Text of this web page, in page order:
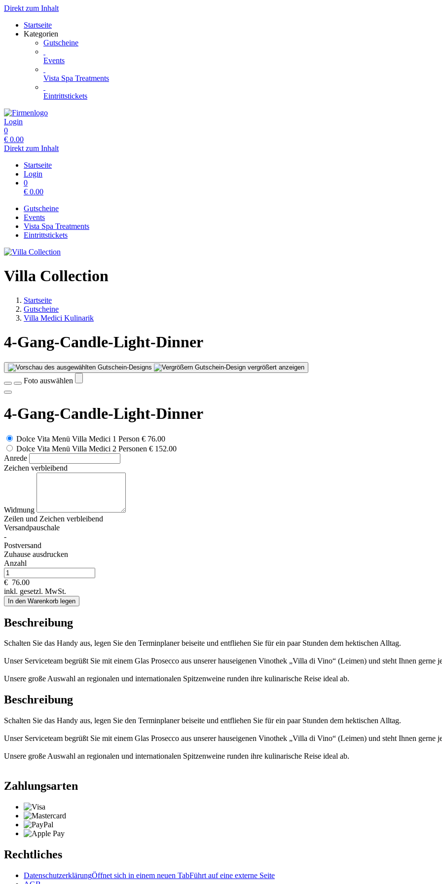
Direkt zum Inhalt
Startseite
Kategorien
Gutscheine
Events
Vista Spa Treatments
Eintrittstickets
Login
0
€ 0.00
Direkt zum Inhalt
Startseite
Login
0
€ 0.00
Gutscheine
Events
Vista Spa Treatments
Eintrittstickets
Villa Collection
Startseite
Gutscheine
Villa Medici Kulinarik
4-Gang-Candle-Light-Dinner
Gutschein-Design vergrößert anzeigen
Foto auswählen
4-Gang-Candle-Light-Dinner
Dolce Vita Menü Villa Medici 1 Person € 76.00
Dolce Vita Menü Villa Medici 2 Personen € 152.00
Anrede
Zeichen verbleibend
Widmung
Zeilen und Zeichen verbleibend
Versandpauschale
-
Postversand
Zuhause ausdrucken
Anzahl
€ 76.00
inkl. gesetzl. MwSt.
In den Warenkorb legen
Beschreibung
Schalten Sie das Handy aus, legen Sie den Terminplaner beiseite und entfliehen Sie für ein paar Stunden dem hektischen Alltag.
Unser Serviceteam begrüßt Sie mit einem Glas Prosecco aus unserer hauseigenen Vinothek „Villa di Vino“ (Leimen) und steht Ihnen gerne
Unsere große Auswahl an regionalen und internationalen Spitzenweine runden ihre kulinarische Reise ideal ab.
Beschreibung
Schalten Sie das Handy aus, legen Sie den Terminplaner beiseite und entfliehen Sie für ein paar Stunden dem hektischen Alltag.
Unser Serviceteam begrüßt Sie mit einem Glas Prosecco aus unserer hauseigenen Vinothek „Villa di Vino“ (Leimen) und steht Ihnen gerne
Unsere große Auswahl an regionalen und internationalen Spitzenweine runden ihre kulinarische Reise ideal ab.
Zahlungsarten
Rechtliches
DatenschutzerklärungÖffnet sich in einem neuen TabFührt auf eine externe Seite